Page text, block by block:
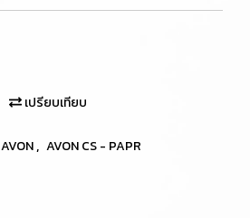
เปรียบเทียบ
AVON, AVON CS - PAPR